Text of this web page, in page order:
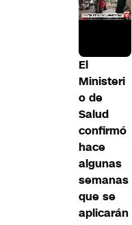
El
Ministeri
o de
Salud
confirmó
hace
algunas
semanas
que se
aplicarán